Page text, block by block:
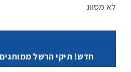
לא מסווג
חדש! תיקי הרשל ממותגים